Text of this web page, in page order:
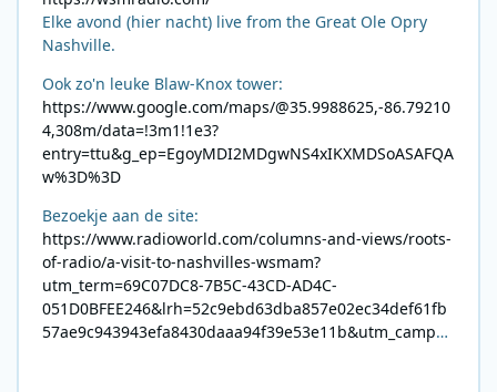
Elke avond (hier nacht) live from the Great Ole Opry
Nashville.
Ook zo'n leuke Blaw-Knox tower:
https://www.google.com/maps/@35.9988625,-86.79210
4,308m/data=!3m1!1e3?
entry=ttu&g_ep=EgoyMDI2MDgwNS4xIKXMDSoASAFQA
w%3D%3D
Bezoekje aan de site:
https://www.radioworld.com/columns-and-views/roots-
of-radio/a-visit-to-nashvilles-wsmam?
utm_term=69C07DC8-7B5C-43CD-AD4C-
051D0BFEE246&lrh=52c9ebd63dba857e02ec34def61fb
57ae9c943943efa8430daaa94f39e53e11b&utm_campai